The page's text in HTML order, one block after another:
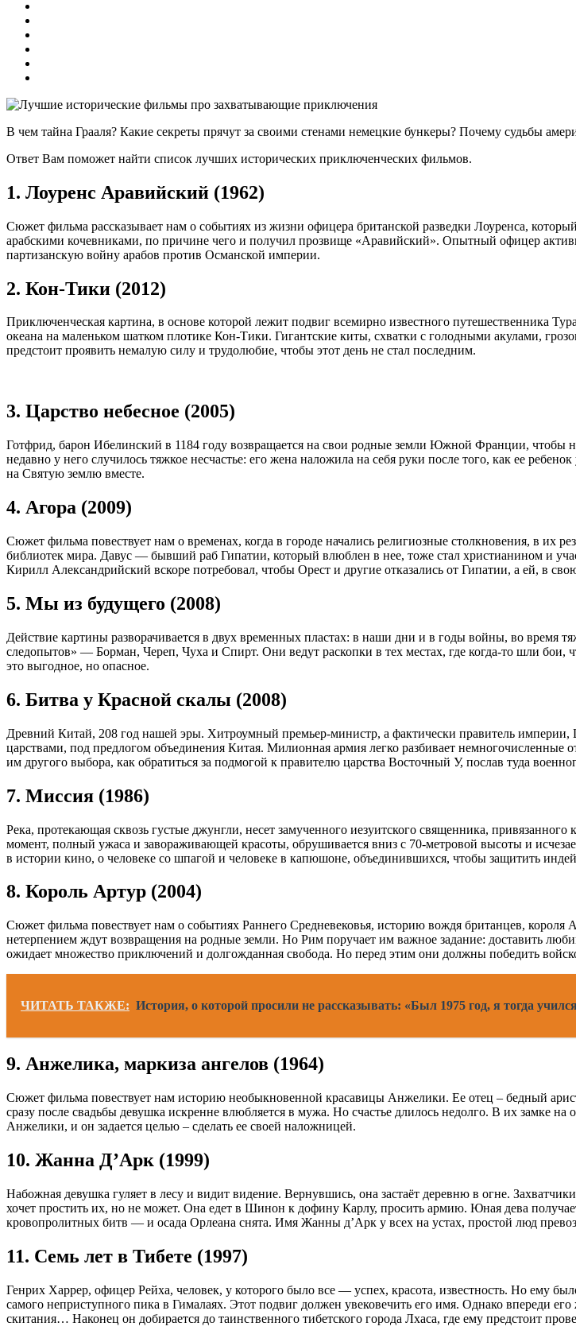
В чем тайна Грааля? Какие секреты прячут за своими стенами немецкие бункеры? Почему судьбы
Ответ Вам поможет найти список лучших исторических приключенческих фильмов.
1. Лоуренс Аравийский (1962)
Сюжет фильма рассказывает нам о событиях из жизни офицера британской разведки Лоуренса,
арабскими кочевниками, по причине чего и получил прозвище «Аравийский». Опытный офицер
партизанскую войну арабов против Османской империи.
2. Кон-Тики (2012)
Приключенческая картина, в основе которой лежит подвиг всемирно известного путешественника
океана на маленьком шатком плотике Кон-Тики. Гигантские киты, схватки с голодными акулами,
предстоит проявить немалую силу и трудолюбие, чтобы этот день не стал последним.
3. Царство небесное (2005)
Готфрид, барон Ибелинский в 1184 году возвращается на свои родные земли Южной Франции, чтобы
недавно у него случилось тяжкое несчастье: его жена наложила на себя руки после того, как ее
на Святую землю вместе.
4. Агора (2009)
Сюжет фильма повествует нам о временах, когда в городе начались религиозные столкновения, в их
библиотек мира. Давус — бывший раб Гипатии, который влюблен в нее, тоже стал христианином и
Кирилл Александрийский вскоре потребовал, чтобы Орест и другие отказались от Гипатии, а ей, в
5. Мы из будущего (2008)
Действие картины разворачивается в двух временных пластах: в наши дни и в годы войны, во время
следопытов» — Борман, Череп, Чуха и Спирт. Они ведут раскопки в тех местах, где когда-то шли
это выгодное, но опасное.
6. Битва у Красной скалы (2008)
Древний Китай, 208 год нашей эры. Хитроумный премьер-министр, а фактически правитель
царствами, под предлогом объединения Китая. Милионная армия легко разбивает
им другого выбора, как обратиться за подмогой к правителю царства Восточный У, послав туда
7. Миссия (1986)
Река, протекающая сквозь густые джунгли, несет замученного иезуитского священника,
момент, полный ужаса и завораживающей красоты, обрушивается вниз с 70-метровой высоты и
в истории кино, о человеке со шпагой и человеке в капюшоне, объединившихся, чтобы защитить
8. Король Артур (2004)
Сюжет фильма повествует нам о событиях Раннего Средневековья, историю вождя британцев, короля
нетерпением ждут возвращения на родные земли. Но Рим поручает им важное задание: доставить
ожидает множество приключений и долгожданная свобода. Но перед этим они должны победить
ЧИТАТЬ ТАКЖЕ: История, о которой просили не рассказывать: «Был 1975 год, я тогда
9. Анжелика, маркиза ангелов (1964)
Сюжет фильма повествует нам историю необыкновенной красавицы Анжелики. Ее отец – бедный
сразу после свадьбы девушка искренне влюбляется в мужа. Но счастье длилось недолго. В их замке
Анжелики, и он задается целью – сделать ее своей наложницей.
10. Жанна Д’Арк (1999)
Набожная девушка гуляет в лесу и видит видение. Вернувшись, она застаёт деревню в огне.
хочет простить их, но не может. Она едет в Шинон к дофину Карлу, просить армию. Юная дева
кровопролитных битв — и осада Орлеана снята. Имя Жанны д’Арк у всех на устах, простой люд
11. Семь лет в Тибете (1997)
Генрих Харрер, офицер Рейха, человек, у которого было все — успех, красота, известность. Но ему
самого неприступного пика в Гималаях. Этот подвиг должен увековечить его имя. Однако впереди
скитания… Наконец он добирается до таинственного тибетского города Лхаса, где ему предстоит